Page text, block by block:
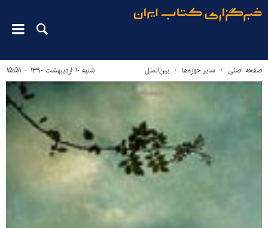
صفحه اصلی سایر حوزه‌ها بین‌الملل شنبه ۱۰ اردیبهشت ۱۳۹۰ - ۱۵:۵۱